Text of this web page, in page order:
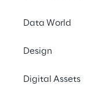
Data World
Design
Digital Assets
Une